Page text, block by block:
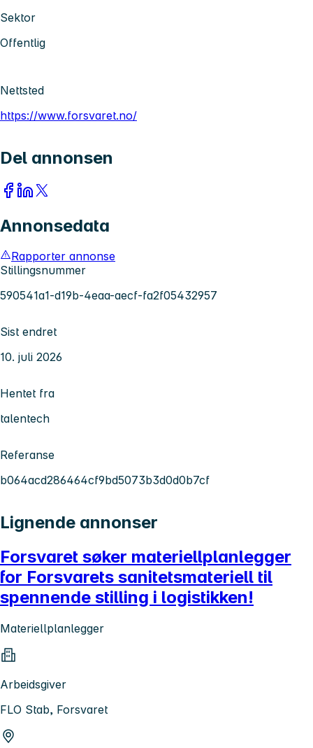
Sektor
Offentlig
Nettsted
https://www.forsvaret.no/
Del annonsen
Annonsedata
Rapporter annonse
Stillingsnummer
590541a1-d19b-4eaa-aecf-fa2f05432957
Sist endret
10. juli 2026
Hentet fra
talentech
Referanse
b064acd286464cf9bd5073b3d0d0b7cf
Lignende annonser
Forsvaret søker materiellplanlegger
for Forsvarets sanitetsmateriell til
spennende stilling i logistikken!
Materiellplanlegger
Arbeidsgiver
FLO Stab, Forsvaret